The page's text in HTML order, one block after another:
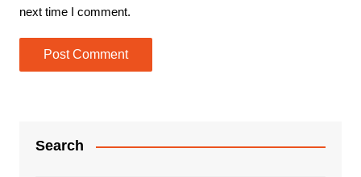
next time I comment.
Search